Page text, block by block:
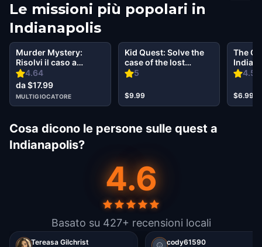
Le missioni più popolari in
Indianapolis
4.64
Murder Mystery:
Risolvi il caso a
Downtown
Indianapolis
da $17.99
MULTIGIOCATORE
5
Kid Quest: Solve the
case of the lost
senses in
$9.99
4.57
The
$6.99
Cosa dicono le persone sulle quest a
Indianapolis?
4.6
Basato su 427+ recensioni locali
Tereasa Gilchrist cody61590